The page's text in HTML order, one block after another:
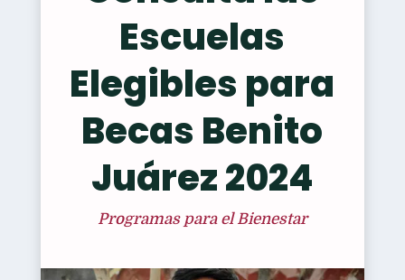
Escuelas
Elegibles para
Becas Benito
Juárez 2024
Programas para el Bienestar